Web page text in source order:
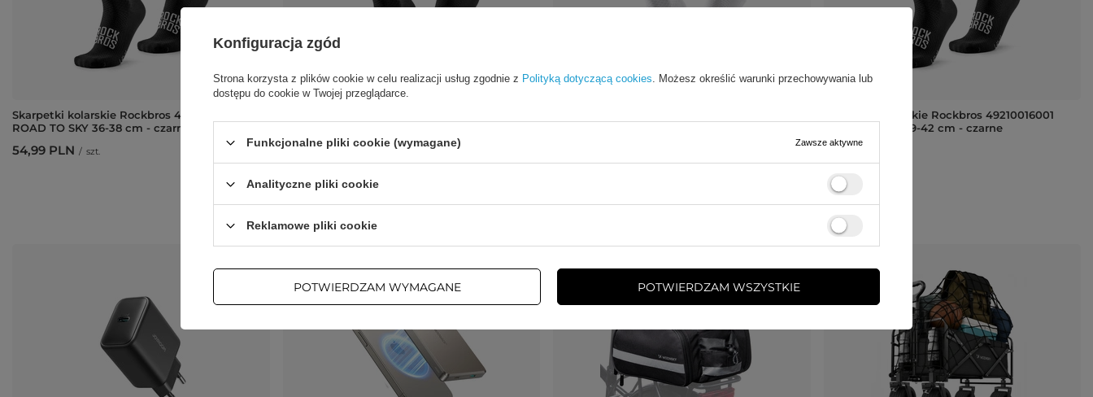
Skarpetki kolarskie Rockbros 49210016001
ROAD TO SKY 36-38 cm - czarne
54,99 PLN / szt. 54,99 PLN
Skarpetki kolarskie Rockbros 49210016001
ROAD TO SKY 39-42 cm - czarne
54,99 PLN
Bestsellery
Konfiguracja zgód
Strona korzysta z plików cookie w celu realizacji usług zgodnie z Polityką dotyczącą cookies. Możesz określić warunki przechowywania lub
dostępu do cookie w Twojej przeglądarce.
Funkcjonalne pliki cookie (wymagane) Zawsze aktywne
Analityczne pliki cookie
Reklamowe pliki cookie
POTWIERDZAM WYMAGANE POTWIERDZAM WSZYSTKIE